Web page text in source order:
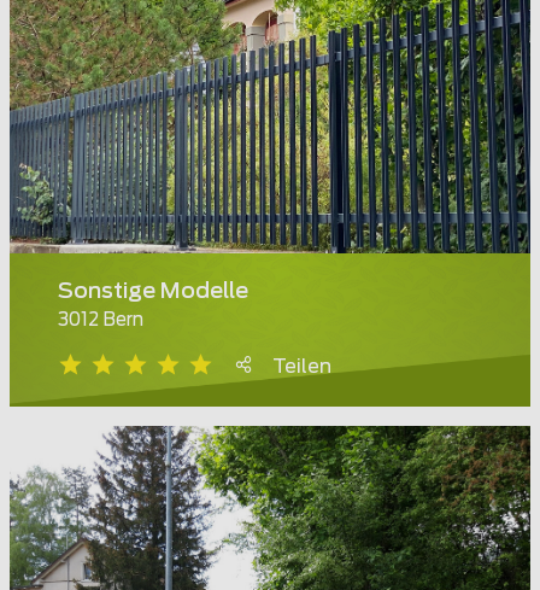
Sonstige Modelle
3012 Bern
Teilen